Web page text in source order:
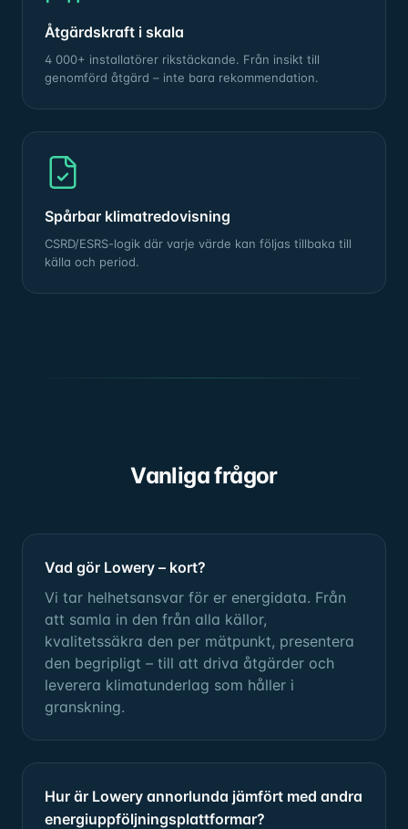
Åtgärdskraft i skala
4 000+ installatörer rikstäckande. Från insikt till
genomförd åtgärd – inte bara rekommendation.
Spårbar klimatredovisning
CSRD/ESRS-logik där varje värde kan följas tillbaka till
källa och period.
Vanliga frågor
Vad gör Lowery – kort?
Vi tar helhetsansvar för er energidata. Från
att samla in den från alla källor,
kvalitetssäkra den per mätpunkt, presentera
den begripligt – till att driva åtgärder och
leverera klimatunderlag som håller i
granskning.
Hur är Lowery annorlunda jämfört med andra
energiuppföljningsplattformar?